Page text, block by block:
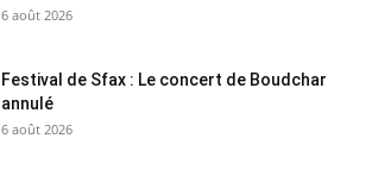
6 août 2026
Festival de Sfax : Le concert de Boudchar
annulé
6 août 2026